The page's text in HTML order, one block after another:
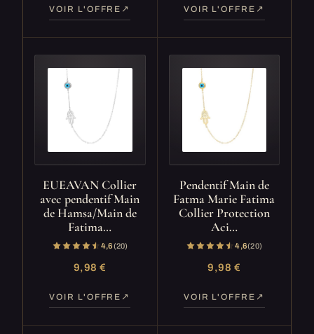
VOIR L'OFFRE VOIR L'OFFRE
EUEAVAN Collier
avec pendentif Main
de Hamsa/Main de
Fatima…
4,6(20)
9,98 €
VOIR L'OFFRE
Pendentif Main de
Fatma Marie Fatima
Collier Protection
Aci…
4,6(20)
9,98 €
VOIR L'OFFRE